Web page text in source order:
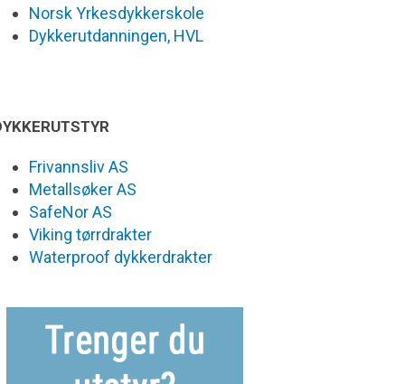
Norsk Yrkesdykkerskole
Dykkerutdanningen, HVL
Frivannsliv AS
Metallsøker AS
SafeNor AS
Viking tørrdrakter
Waterproof dykkerdrakter